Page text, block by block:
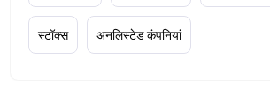
स्टॉक्स अनलिस्टेड कंपनियां